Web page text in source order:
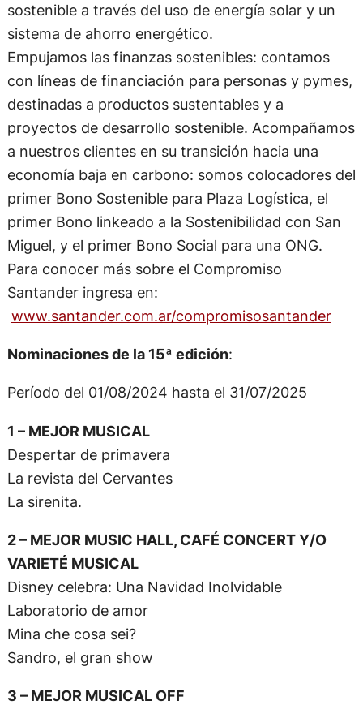
sostenible a través del uso de energía solar y un
sistema de ahorro energético.
Empujamos las finanzas sostenibles: contamos
con líneas de financiación para personas y pymes,
destinadas a productos sustentables y a
proyectos de desarrollo sostenible. Acompañamos
a nuestros clientes en su transición hacia una
economía baja en carbono: somos colocadores del
primer Bono Sostenible para Plaza Logística, el
primer Bono linkeado a la Sostenibilidad con San
Miguel, y el primer Bono Social para una ONG.
Para conocer más sobre el Compromiso
Santander ingresa en:
www.santander.com.ar/compromisosantander
Nominaciones de la 15ª edición:
Período del 01/08/2024 hasta el 31/07/2025
1 – MEJOR MUSICAL
Despertar de primavera
La revista del Cervantes
La sirenita.
2 – MEJOR MUSIC HALL, CAFÉ CONCERT Y/O
VARIETÉ MUSICAL
Disney celebra: Una Navidad Inolvidable
Laboratorio de amor
Mina che cosa sei?
Sandro, el gran show
3 – MEJOR MUSICAL OFF